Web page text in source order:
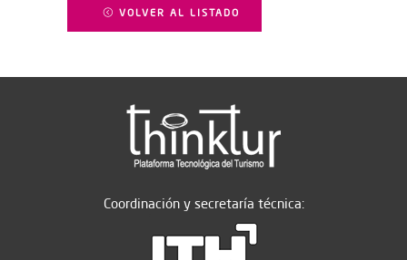
VOLVER AL LISTADO
Coordinación y secretaría técnica: